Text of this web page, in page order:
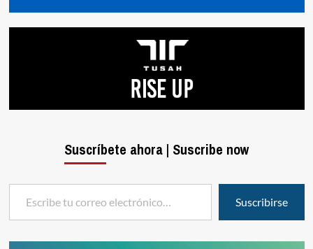
Suscríbete ahora | Suscribe now
Escribe tu correo electrónico…
Suscribirse